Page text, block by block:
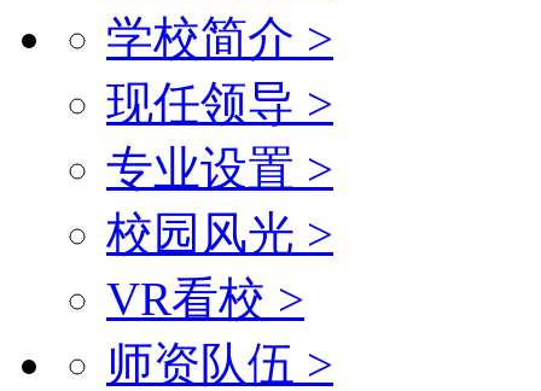
学校简介 >
现任领导 >
专业设置 >
校园风光 >
VR看校 >
师资队伍 >